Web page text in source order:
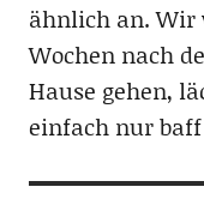
ähnlich an. Wir
Wochen nach
Hause gehen,
einfach nur